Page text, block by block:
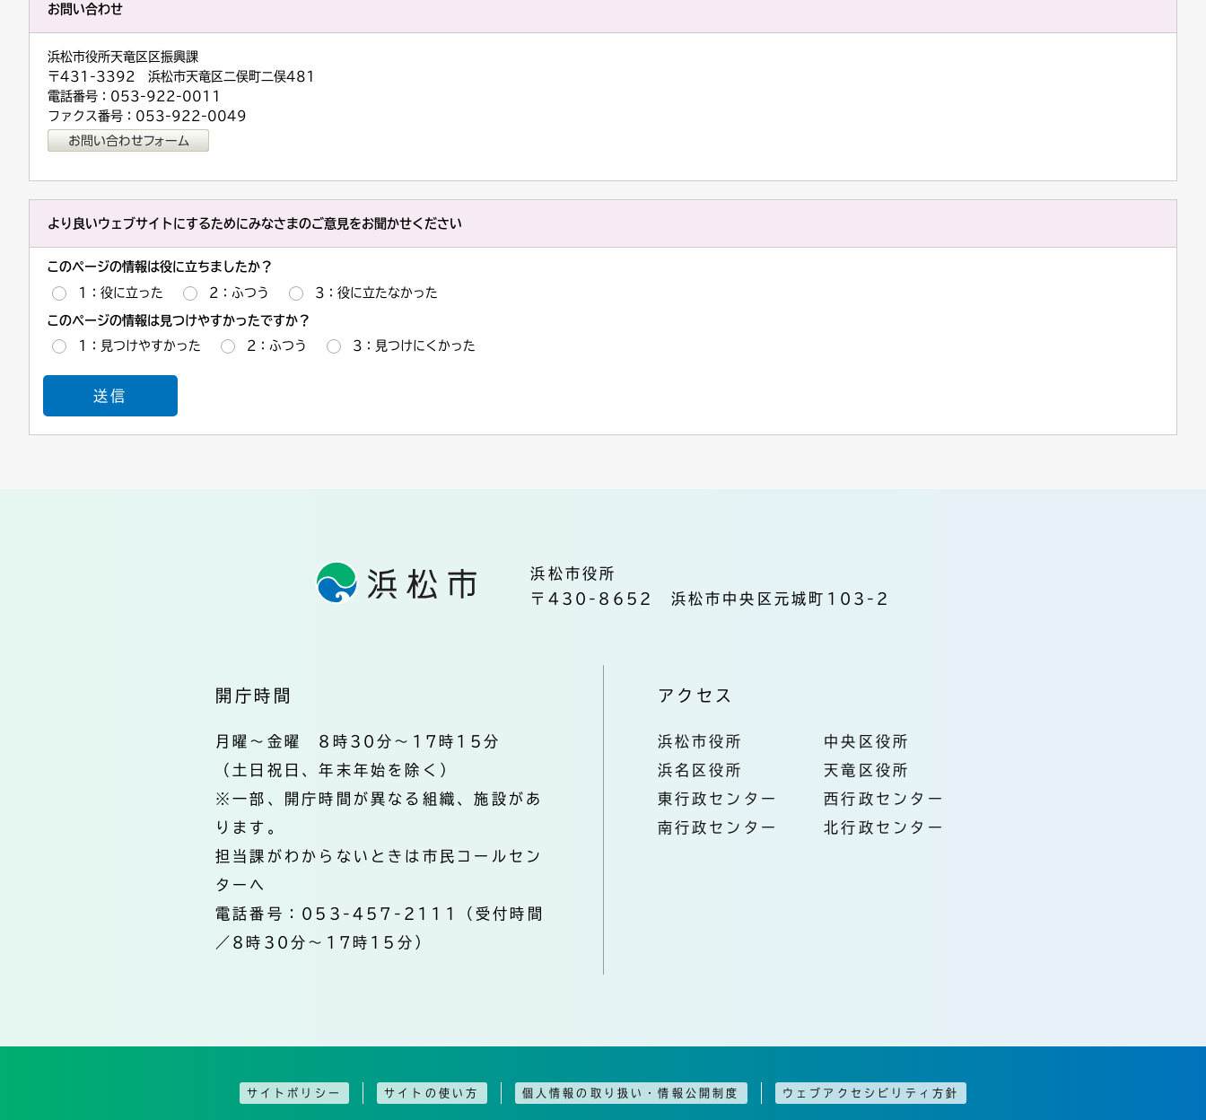
お問い合わせ
浜松市役所天竜区区振興課
〒431-3392 浜松市天竜区二俣町二俣481
電話番号：053-922-0011
ファクス番号：053-922-0049
より良いウェブサイトにするためにみなさまのご意見をお聞かせください
このページの情報は役に立ちましたか？
1：役に立った 2：ふつう 3：役に立たなかった
このページの情報は見つけやすかったですか？
1：見つけやすかった 2：ふつう 3：見つけにくかった
浜松市役所
〒430-8652 浜松市中央区元城町103-2
開庁時間
月曜～金曜 8時30分～17時15分
（土日祝日、年末年始を除く）
※一部、開庁時間が異なる組織、施設があ
ります。
担当課がわからないときは市民コールセン
ターへ
電話番号：053-457-2111（受付時間
／8時30分～17時15分）
アクセス
浜松市役所
中央区役所
浜名区役所
天竜区役所
東行政センター
西行政センター
南行政センター
北行政センター
サイトポリシー サイトの使い方 個人情報の取り扱い・情報公開制度 ウェブアクセシビリティ方針